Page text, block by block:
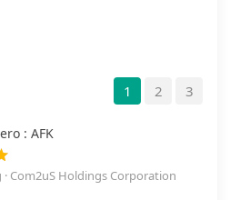
1 2 3
: AFK
· Com2uS Holdings Corporation